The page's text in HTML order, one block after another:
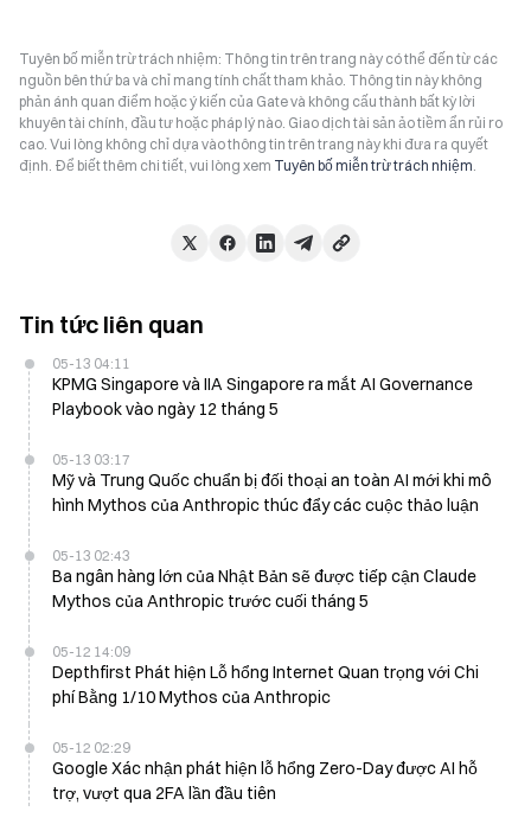
Tuyên bố miễn trừ trách nhiệm: Thông tin trên trang này có thể đến từ các
nguồn bên thứ ba và chỉ mang tính chất tham khảo. Thông tin này không
phản ánh quan điểm hoặc ý kiến của Gate và không cấu thành bất kỳ lời
khuyên tài chính, đầu tư hoặc pháp lý nào. Giao dịch tài sản ảo tiềm ẩn rủi ro
cao. Vui lòng không chỉ dựa vào thông tin trên trang này khi đưa ra quyết
định. Để biết thêm chi tiết, vui lòng xem Tuyên bố miễn trừ trách nhiệm.
Tin tức liên quan
05-13 04:11
KPMG Singapore và IIA Singapore ra mắt AI Governance
Playbook vào ngày 12 tháng 5
05-13 03:17
Mỹ và Trung Quốc chuẩn bị đối thoại an toàn AI mới khi mô
hình Mythos của Anthropic thúc đẩy các cuộc thảo luận
05-13 02:43
Ba ngân hàng lớn của Nhật Bản sẽ được tiếp cận Claude
Mythos của Anthropic trước cuối tháng 5
05-12 14:09
Depthfirst Phát hiện Lỗ hổng Internet Quan trọng với Chi
phí Bằng 1/10 Mythos của Anthropic
05-12 02:29
Google Xác nhận phát hiện lỗ hổng Zero-Day được AI hỗ
trợ, vượt qua 2FA lần đầu tiên